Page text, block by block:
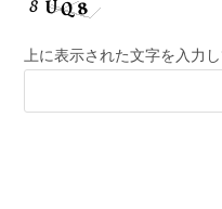
上に表示された文字を入力